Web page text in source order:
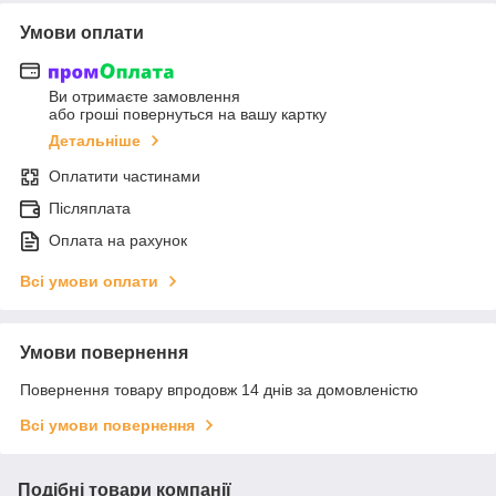
Умови оплати
Ви отримаєте замовлення
або гроші повернуться на вашу картку
Детальніше
Оплатити частинами
Післяплата
Оплата на рахунок
Всі умови оплати
Умови повернення
Повернення товару впродовж 14 днів за домовленістю
Всі умови повернення
Подібні товари компанії